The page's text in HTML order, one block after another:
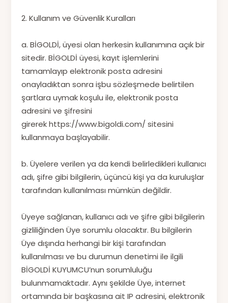
2. Kullanım ve Güvenlik Kuralları
a. BİGOLDİ, üyesi olan herkesin kullanımına açık bir
sitedir. BİGOLDİ üyesi, kayıt işlemlerini
tamamlayıp elektronik posta adresini
onayladıktan sonra işbu sözleşmede belirtilen
şartlara uymak koşulu ile, elektronik posta
adresini ve şifresini
girerek https://www.bigoldi.com/ sitesini
kullanmaya başlayabilir.
b. Üyelere verilen ya da kendi belirledikleri kullanıcı
adı, şifre gibi bilgilerin, üçüncü kişi ya da kuruluşlar
tarafından kullanılması mümkün değildir.
Üyeye sağlanan, kullanıcı adı ve şifre gibi bilgilerin
gizliliğinden Üye sorumlu olacaktır. Bu bilgilerin
Üye dışında herhangi bir kişi tarafından
kullanılması ve bu durumun denetimi ile ilgili
BİGOLDİ KUYUMCU’nun sorumluluğu
bulunmamaktadır. Aynı şekilde Üye, internet
ortamında bir başkasına ait IP adresini, elektronik